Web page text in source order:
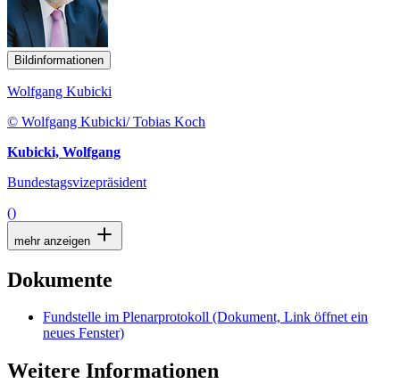
Bildinformationen
Wolfgang Kubicki
© Wolfgang Kubicki/ Tobias Koch
Kubicki, Wolfgang
Bundestagsvizepräsident
()
mehr anzeigen
Dokumente
Fundstelle im Plenarprotokoll (Dokument, Link öffnet ein
neues Fenster)
Weitere Informationen